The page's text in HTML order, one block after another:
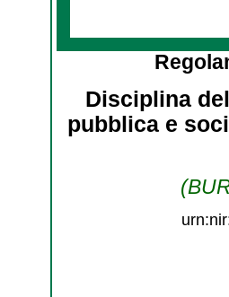
Disciplina
pubblica e